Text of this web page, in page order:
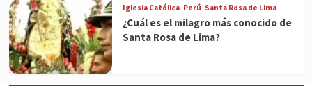
Iglesia Católica Perú Santa Rosa de Lima
¿Cuál es el milagro más conocido de
Santa Rosa de Lima?